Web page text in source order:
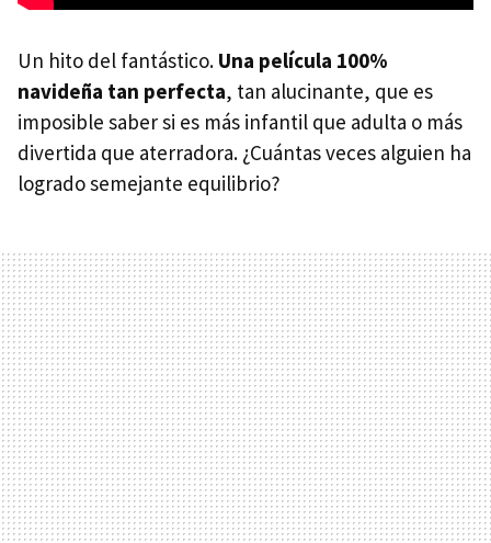
Un hito del fantástico. Una película 100%
navideña tan perfecta, tan alucinante, que es
imposible saber si es más infantil que adulta o más
divertida que aterradora. ¿Cuántas veces alguien ha
logrado semejante equilibrio?